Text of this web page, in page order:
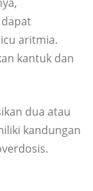
aritmia.
kantuk dan
dua atau
kandungan